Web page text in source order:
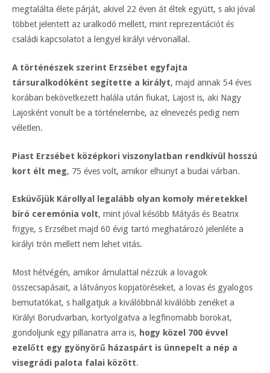
megtalálta élete párját, akivel 22 éven át éltek együtt, s aki jóval
többet jelentett az uralkodó mellett, mint reprezentációt és
családi kapcsolatot a lengyel királyi vérvonallal.
A történészek szerint Erzsébet egyfajta
társuralkodóként segítette a királyt, majd annak 54 éves
korában bekövetkezett halála után fiukat, Lajost is, aki Nagy
Lajosként vonult be a történelembe, az elnevezés pedig nem
véletlen.
Piast Erzsébet középkori viszonylatban rendkívül hosszú
kort élt meg, 75 éves volt, amikor elhunyt a budai várban.
Esküvőjük Károllyal legalább olyan komoly méretekkel
bíró ceremónia volt, mint jóval később Mátyás és Beatrix
frigye, s Erzsébet majd 60 évig tartó meghatározó jelenléte a
királyi trón mellett nem lehet vitás.
Most hétvégén, amikor ámulattal nézzük a lovagok
összecsapásait, a látványos kopjatöréseket, a lovas és gyalogos
bemutatókat, s hallgatjuk a kiválóbbnál kiválóbb zenéket a
Királyi Borudvarban, kortyolgatva a legfinomabb borokat,
gondoljunk egy pillanatra arra is, hogy közel 700 évvel
ezelőtt egy gyönyörű házaspárt is ünnepelt a nép a
visegrádi palota falai között.